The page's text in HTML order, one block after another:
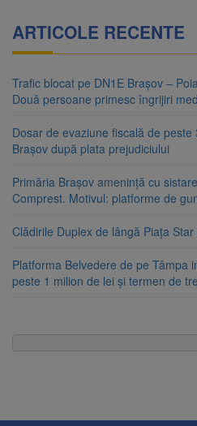
ARTICOLE RECENTE
Trafic blocat pe DN1E Brașov –
Două persoane primesc îngrijiri
Dosar de evaziune fiscală de
Brașov după plata prejudiciului
Primăria Brașov amenință cu
Comprest. Motivul: platforme de
Clădirile Duplex de lângă Piața
Platforma Belvedere de pe Tâmpa
peste 1 milion de lei și termen de